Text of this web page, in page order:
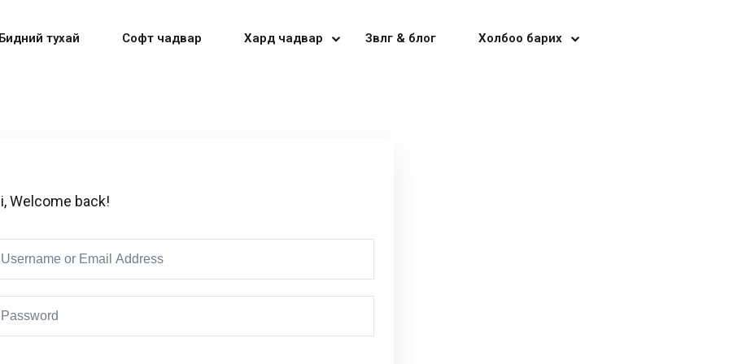
тухай Софт чадвар Хард чадвар Зөвлөгөө & блог Холбоо барих
Welcome back!
Don’t have an account?Sign up